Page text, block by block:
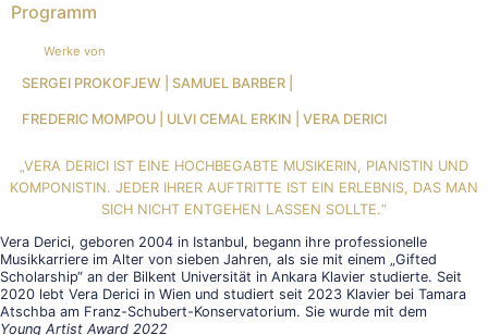
Programm
Werke von
SERGEI PROKOFJEW | SAMUEL BARBER |
FREDERIC MOMPOU | ULVI CEMAL ERKIN | VERA DERICI
„VERA DERICI IST EINE HOCHBEGABTE MUSIKERIN, PIANISTIN UND
KOMPONISTIN. JEDER IHRER AUFTRITTE IST EIN ERLEBNIS, DAS MAN
SICH NICHT ENTGEHEN LASSEN SOLLTE.“
Vera Derici, geboren 2004 in Istanbul, begann ihre professionelle
Musikkarriere im Alter von sieben Jahren, als sie mit einem „Gifted
Scholarship“ an der Bilkent Universität in Ankara Klavier studierte. Seit
2020 lebt Vera Derici in Wien und studiert seit 2023 Klavier bei Tamara
Atschba am Franz-Schubert-Konservatorium. Sie wurde mit dem
Young Artist Award 2022